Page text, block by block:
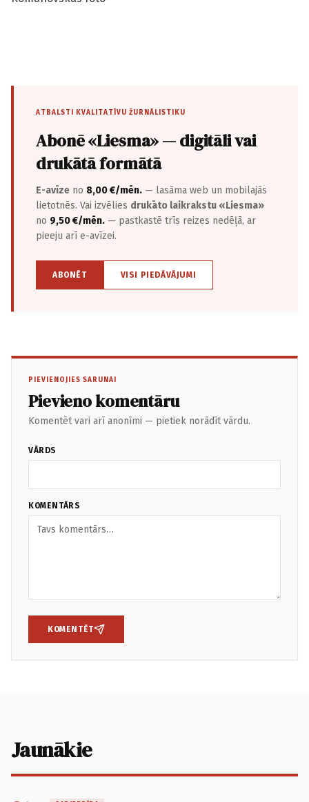
ATBALSTI KVALITATĪVU ŽURNĀLISTIKU
Abonē «Liesma» — digitāli vai
drukātā formātā
E-avīze no 8,00 €/mēn. — lasāma web un mobilajās
lietotnēs. Vai izvēlies drukāto laikrakstu «Liesma»
no 9,50 €/mēn. — pastkastē trīs reizes nedēļā, ar
pieeju arī e-avīzei.
ABONĒT VISI PIEDĀVĀJUMI
PIEVIENOJIES SARUNAI
Pievieno komentāru
Komentēt vari arī anonīmi — pietiek norādīt vārdu.
VĀRDS
KOMENTĀRS
KOMENTĒT
Jaunākie